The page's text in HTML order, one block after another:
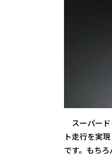
スーパード
ト走行を実
です。もち